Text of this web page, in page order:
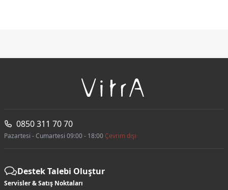
0850 311 70 70
Pazartesi - Cumartesi 09:00 - 18:00Çevrim dışı
Destek Talebi Oluştur
Servisler & Satış Noktaları